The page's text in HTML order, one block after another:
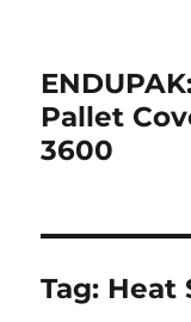
Pallet
3600
Tag: Heat